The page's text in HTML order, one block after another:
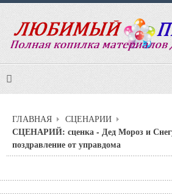
ГЛАВНАЯ СЦЕНАРИИ
СЦЕНАРИЙ: сценка - Дед Мороз и
поздравление от управдома